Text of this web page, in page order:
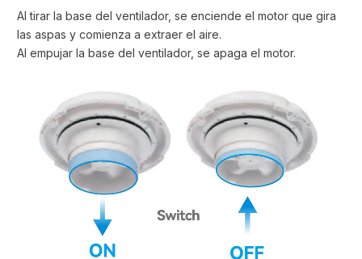
Al tirar la base del ventilador, se enciende el motor que gira
las aspas y comienza a extraer el aire.
Al empujar la base del ventilador, se apaga el motor.